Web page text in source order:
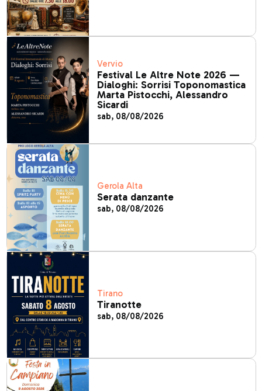
Vervio
Festival Le Altre Note 2026 —
Dialoghi: Sorrisi Toponomastica
Marta Pistocchi, Alessandro
Sicardi
sab, 08/08/2026
Gerola Alta
Serata danzante
sab, 08/08/2026
Tirano
Tiranotte
sab, 08/08/2026